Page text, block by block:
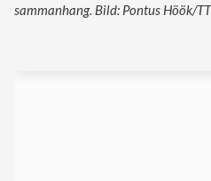
sammanhang. Bild: Pontus Höök/TT